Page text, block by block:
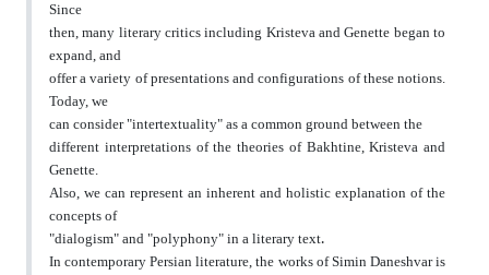
Since
then, many literary critics including Kristeva and Genette began to
expand, and
offer a variety of presentations and configurations of these notions.
Today, we
can consider "intertextuality" as a common ground between the
different interpretations of the theories of Bakhtine, Kristeva and
Genette.
Also, we can represent an inherent and holistic explanation of the
concepts of
"dialogism" and "polyphony" in a literary text.
In contemporary Persian literature, the works of Simin Daneshvar is